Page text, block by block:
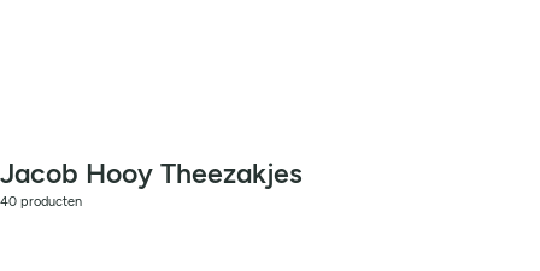
Jacob Hooy Theezakjes
40 producten